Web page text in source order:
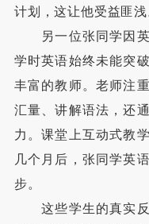
计划，这让他受益匪浅
另一位张同学因英
学时英语始终未能突
丰富的教师。老师注
汇量、讲解语法，还
力。课堂上互动式教
几个月后，张同学英
步。
这些学生的真实反